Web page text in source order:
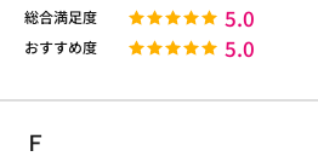
総合満足度 5.0
おすすめ度 5.0
Ｆ